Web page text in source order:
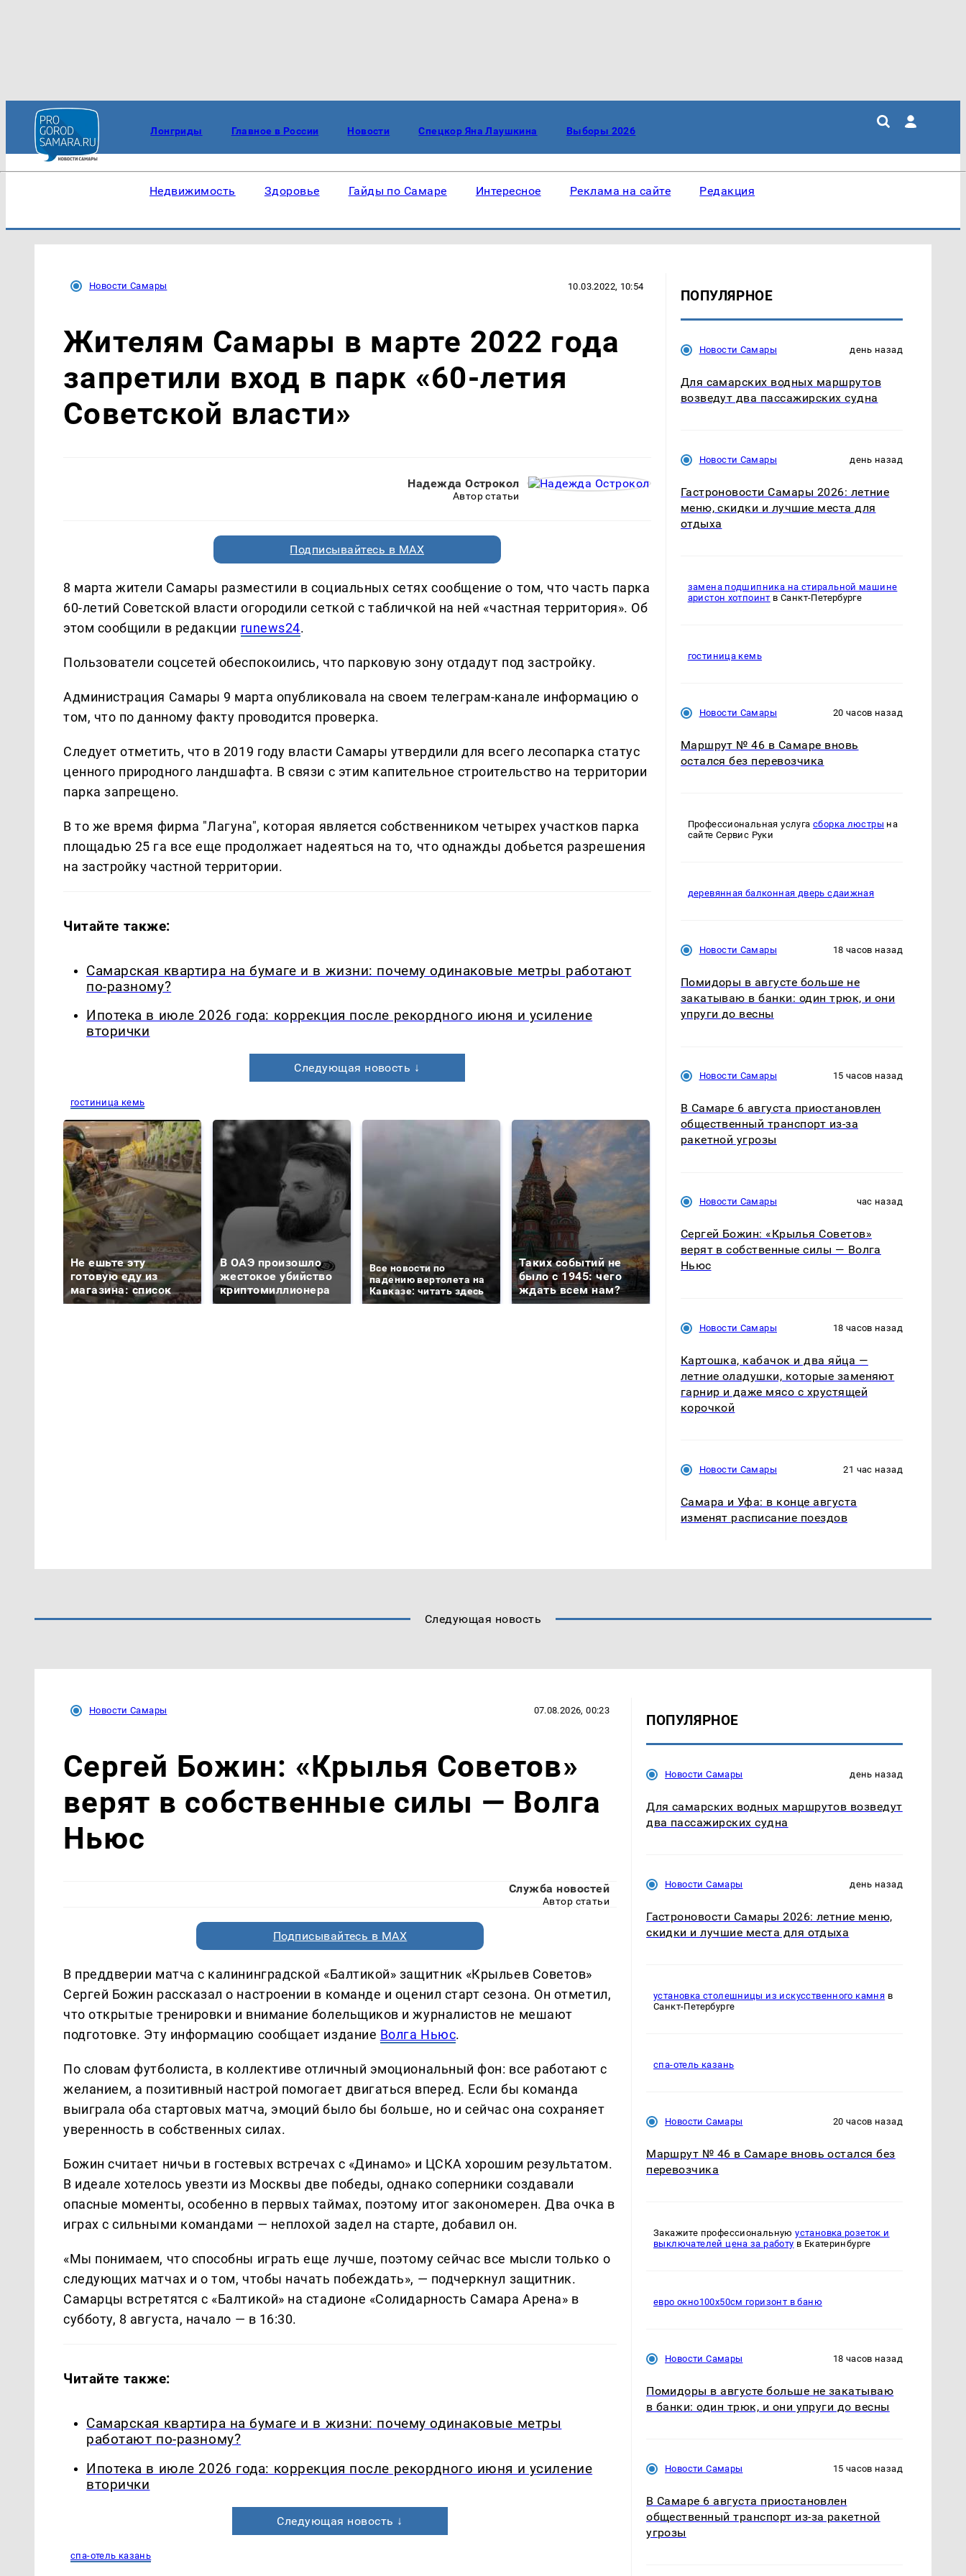
Лонгриды Главное в России Новости Спецкор Яна Лаушкина Выборы 2026
Недвижимость Здоровье Гайды по Самаре Интересное Реклама на сайте Редакция
Новости Самары 10.03.2022, 10:54
Жителям Самары в марте 2022 года
запретили вход в парк «60-летия
Советской власти»
Надежда Острокол
Автор статьи
Подписывайтесь в MAX
8 марта жители Самары разместили в социальных сетях сообщение о том, что часть парка
60-летий Советской власти огородили сеткой с табличкой на ней «частная территория». Об
этом сообщили в редакции runews24.
Пользователи соцсетей обеспокоились, что парковую зону отдадут под застройку.
Администрация Самары 9 марта опубликовала на своем телеграм-канале информацию о
том, что по данному факту проводится проверка.
Следует отметить, что в 2019 году власти Самары утвердили для всего лесопарка статус
ценного природного ландшафта. В связи с этим капительное строительство на территории
парка запрещено.
В то же время фирма "Лагуна", которая является собственником четырех участков парка
площадью 25 га все еще продолжает надеяться на то, что однажды добьется разрешения
на застройку частной территории.
Читайте также:
Самарская квартира на бумаге и в жизни: почему одинаковые метры работают
по-разному?
Ипотека в июле 2026 года: коррекция после рекордного июня и усиление
вторички
Следующая новость ↓
гостиница кемь
Не ешьте эту
готовую еду из
магазина: список
В ОАЭ произошло
жестокое убийство
криптомиллионера
Все новости по
падению вертолета на
Кавказе: читать здесь
Таких событий не
было с 1945: чего
ждать всем нам?
В магазинах России
СМИ: В Химках на
ПОПУЛЯРНОЕ
Новости Самары день назад
Для самарских водных маршрутов
возведут два пассажирских судна
Новости Самары день назад
Гастроновости Самары 2026: летние
меню, скидки и лучшие места для
отдыха
замена подшипника на стиральной машине
аристон хотпоинт в Санкт-Петербурге
гостиница кемь
Новости Самары 20 часов назад
Маршрут № 46 в Самаре вновь
остался без перевозчика
Профессиональная услуга сборка люстры на
сайте Сервис Руки
деревянная балконная дверь сдаижная
Новости Самары 18 часов назад
Помидоры в августе больше не
закатываю в банки: один трюк, и они
упруги до весны
Новости Самары 15 часов назад
В Самаре 6 августа приостановлен
общественный транспорт из-за
ракетной угрозы
Новости Самары час назад
Сергей Божин: «Крылья Советов»
верят в собственные силы — Волга
Ньюс
Новости Самары 18 часов назад
Картошка, кабачок и два яйца —
летние оладушки, которые заменяют
гарнир и даже мясо с хрустящей
корочкой
Новости Самары 21 час назад
Самара и Уфа: в конце августа
изменят расписание поездов
Следующая новость
Новости Самары 07.08.2026, 00:23
Сергей Божин: «Крылья Советов»
верят в собственные силы — Волга
Ньюс
Служба новостей
Автор статьи
Подписывайтесь в MAX
В преддверии матча с калининградской «Балтикой» защитник «Крыльев Советов»
Сергей Божин рассказал о настроении в команде и оценил старт сезона. Он отметил,
что открытые тренировки и внимание болельщиков и журналистов не мешают
подготовке. Эту информацию сообщает издание Волга Ньюс.
По словам футболиста, в коллективе отличный эмоциональный фон: все работают с
желанием, а позитивный настрой помогает двигаться вперед. Если бы команда
выиграла оба стартовых матча, эмоций было бы больше, но и сейчас она сохраняет
уверенность в собственных силах.
Божин считает ничьи в гостевых встречах с «Динамо» и ЦСКА хорошим результатом.
В идеале хотелось увезти из Москвы две победы, однако соперники создавали
опасные моменты, особенно в первых таймах, поэтому итог закономерен. Два очка в
играх с сильными командами — неплохой задел на старте, добавил он.
«Мы понимаем, что способны играть еще лучше, поэтому сейчас все мысли только о
следующих матчах и о том, чтобы начать побеждать», — подчеркнул защитник.
Самарцы встретятся с «Балтикой» на стадионе «Солидарность Самара Арена» в
субботу, 8 августа, начало — в 16:30.
Читайте также:
Самарская квартира на бумаге и в жизни: почему одинаковые метры
работают по-разному?
Ипотека в июле 2026 года: коррекция после рекордного июня и усиление
вторички
Следующая новость ↓
спа-отель казань
ПОПУЛЯРНОЕ
Новости Самары день назад
Для самарских водных маршрутов возведут
два пассажирских судна
Новости Самары день назад
Гастроновости Самары 2026: летние меню,
скидки и лучшие места для отдыха
установка столешницы из искусственного камня в
Санкт-Петербурге
спа-отель казань
Новости Самары 20 часов назад
Маршрут № 46 в Самаре вновь остался без
перевозчика
Закажите профессиональнуюустановка розеток и
выключателей цена за работу в Екатеринбурге
евро окно100х50см горизонт в баню
Новости Самары 18 часов назад
Помидоры в августе больше не закатываю
в банки: один трюк, и они упруги до весны
Новости Самары 15 часов назад
В Самаре 6 августа приостановлен
общественный транспорт из-за ракетной
угрозы